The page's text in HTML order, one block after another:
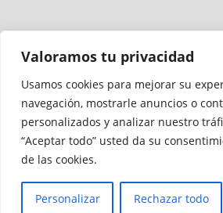
Valoramos tu privacidad
Usamos cookies para mejorar su
navegación, mostrarle anuncios o
personalizados y analizar nuestro
“Aceptar todo” usted da su
de las cookies.
Personalizar Rechazar todo
Medio auditado por
Accesibilidad
Sitio